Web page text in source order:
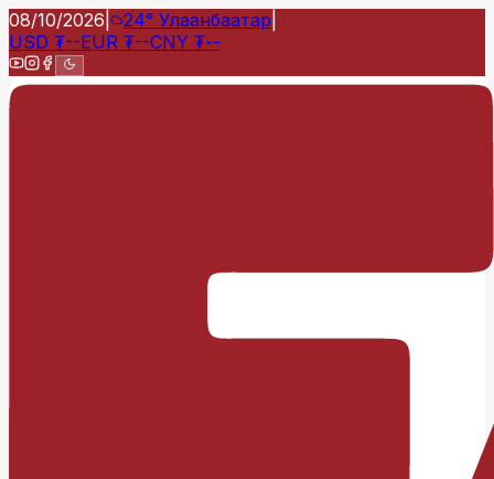
08/10/2026 24° Улаанбаатар
USD ₮--EUR ₮--CNY ₮--